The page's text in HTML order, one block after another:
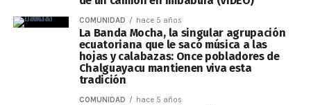
COMUNIDAD hace 5 años
La Banda Mocha, la singular agrupación
ecuatoriana que le sacó música a las
hojas y calabazas: Once pobladores de
Chalguayacu mantienen viva esta
tradición
COMUNIDAD hace 5 años